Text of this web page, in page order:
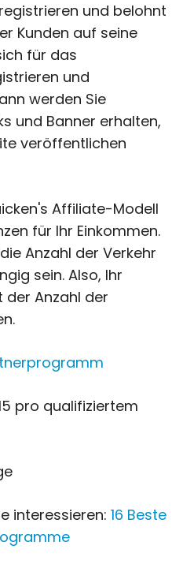
und belohnt
Kunden auf seine
für das
und
werden Sie
und Banner erhalten,
veröffentlichen
Affiliate-Modell
für Ihr Einkommen.
Anzahl der Verkehr
sein. Also, Ihr
der Anzahl der
pro qualifiziertem
interessieren: 16 Beste